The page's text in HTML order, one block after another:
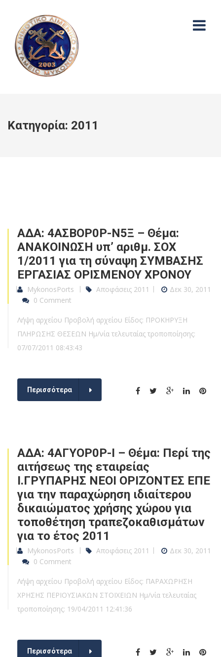
Κατηγορία: 2011
ΑΔΑ: 4ΑΣΒΟΡ0Ρ-Ν5Ξ – Θέμα:
ΑΝΑΚΟΙΝΩΣΗ υπ’ αριθμ. ΣΟΧ
1/2011 για τη σύναψη ΣΥΜΒΑΣΗΣ
ΕΡΓΑΣΙΑΣ ΟΡΙΣΜΕΝΟΥ ΧΡΟΝΟΥ
MykonosPorts Αποφάσεις 2011
Δεκ 30, 2011
0 Comment
Λήψη αρχείου Προβολή αρχείου Είδος: ΠΡΟΚΗΡΥΞΗ
ΠΛΗΡΩΣΗΣ ΘΕΣΕΩΝ Ημ/νία τελευταίας τροποποίησης:
07/07/2011 08:43:43
Περισσότερα
ΑΔΑ: 4ΑΓΥΟΡ0Ρ-Ι – Θέμα: Περί της
αιτήσεως της εταιρείας
Ι.ΓΡΥΠΑΡΗΣ ΝΕΟΙ ΟΡΙΖΟΝΤΕΣ ΕΠΕ
για την παραχώρηση ιδιαίτερου
δικαιώματος χρήσης χώρου για
τοποθέτηση τραπεζοκαθισμάτων
για το έτος 2011
MykonosPorts Αποφάσεις 2011
Δεκ 30, 2011
0 Comment
Λήψη αρχείου Προβολή αρχείου Είδος: ΠΑΡΑΧΩΡΗΣΗ
ΧΡΗΣΗΣ ΠΕΡΙΟΥΣΙΑΚΩΝ ΣΤΟΙΧΕΙΩΝ Ημ/νία τελευταίας
τροποποίησης: 19/04/2011 12:41:36
Περισσότερα